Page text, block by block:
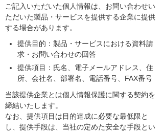
ご記入いただいた個人情報は、お問い合わせい
ただいた製品・サービスを提供する企業に提供
する場合があります。
提供目的：製品・サービスにおける資料請
求・お問い合わせの回答
提供項目：氏名、電子メールアドレス、住
所、会社名、部署名、電話番号、FAX番号
当該提供企業とは個人情報保護に関する契約を
締結いたします。
なお、提供項目は目的達成に必要な最低限と
し、提供手段は、当社の定めた安全な手段とい